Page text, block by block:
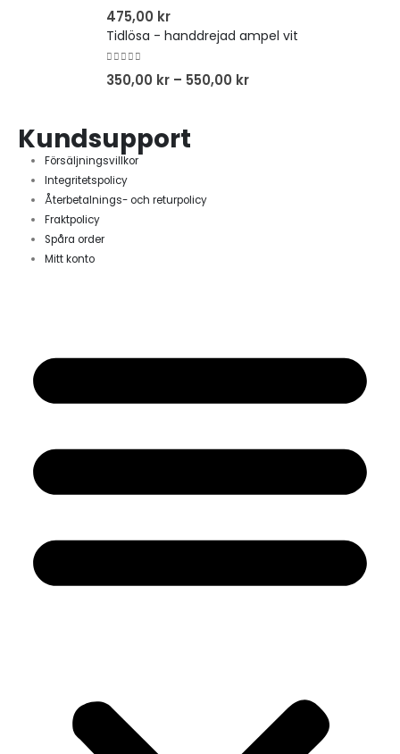
475,00 kr
Tidlösa - handdrejad ampel vit
350,00 kr – 550,00 kr
Kundsupport
Försäljningsvillkor
Integritetspolicy
Återbetalnings- och returpolicy
Fraktpolicy
Spåra order
Mitt konto